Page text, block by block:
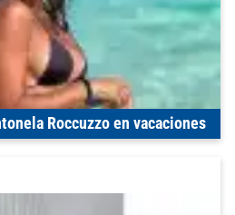
Roccuzzo en vacaciones